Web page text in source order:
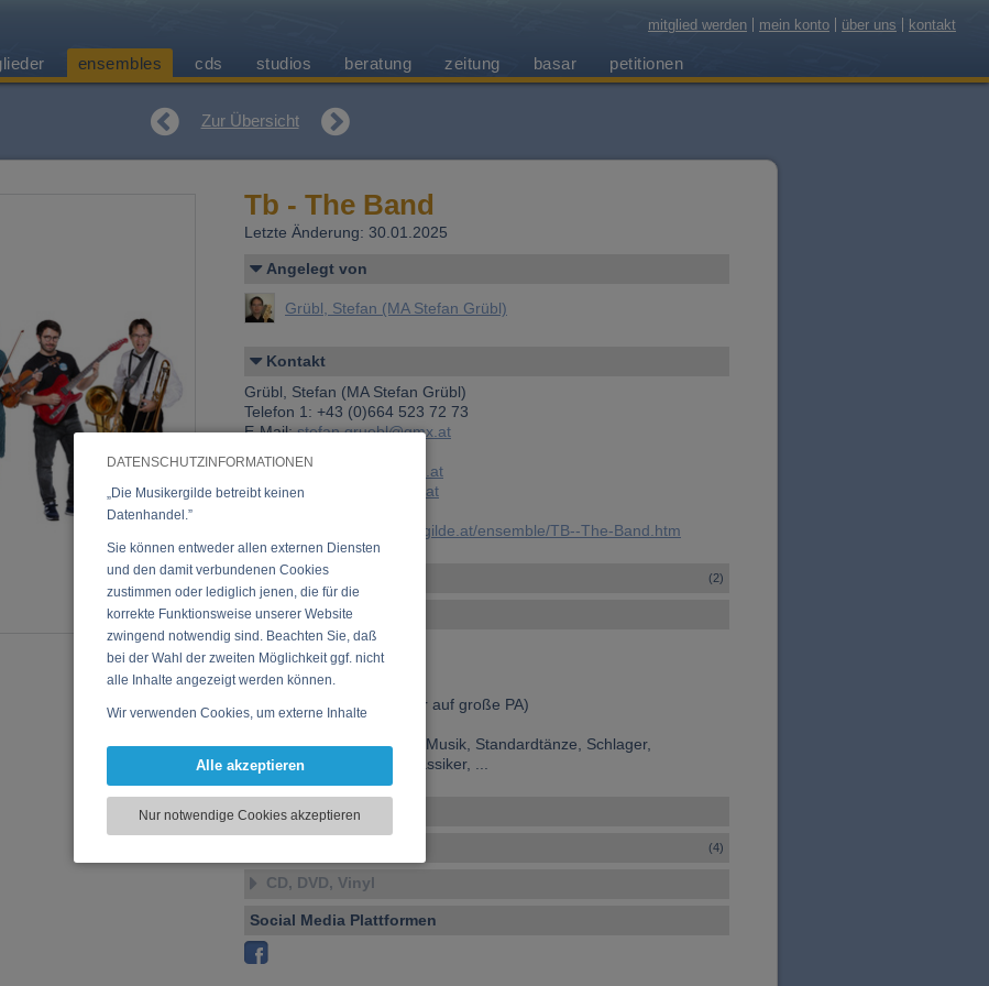
DATENSCHUTZINFORMATIONEN
„Die Musikergilde betreibt keinen
Datenhandel.”
Sie können entweder allen externen Diensten
und den damit verbundenen Cookies
zustimmen oder lediglich jenen, die für die
korrekte Funktionsweise unserer Website
zwingend notwendig sind. Beachten Sie, daß
bei der Wahl der zweiten Möglichkeit ggf. nicht
alle Inhalte angezeigt werden können.
Wir verwenden Cookies, um externe Inhalte
Funktionen für soziale Medien anbieten zu
zu analysieren. Dabei werden ggf.
Informationen zu Ihrer Verwendung unserer
soziale Medien, Werbung und Analysen
weitergegeben. Unsere Partner führen diese
Informationen möglicherweise mit weiteren
oder die sie im Rahmen Ihrer Nutzung der
Alle akzeptieren
Nur notwendige Cookies akzeptieren
mitglied werden mein konto über uns kontakt
ensembles cds studios beratung zeitung basar petitionen
Zur Übersicht
Tb - The Band
Letzte Änderung: 30.01.2025
Angelegt von
Grübl, Stefan (MA Stefan Grübl)
Kontakt
Grübl, Stefan (MA Stefan Grübl)
Telefon 1: +43 (0)664 523 72 73
E-Mail:stefan.gruebl@gmx.at
E-Mail:office@tb-theband.at
Website:
www.tb-theband.at
https://www.musikergilde.at/ensemble/TB--The-Band.htm
Weitere Ensembles (2)
Ensemble-Details
Bälle und Hochzeiten
ALLES LIVE! ! ! !
Angenehme Lautstärke
Kleine Anlage (erweiterbar auf große PA)
4 Musiker+ Sängerin
Tanzmusik, Volkstümliche Musik, Standardtänze, Schlager,
Stimmungsmusik, Rockklassiker, ...
Veranstaltungen
(4)
CD, DVD, Vinyl
Social Media Plattformen